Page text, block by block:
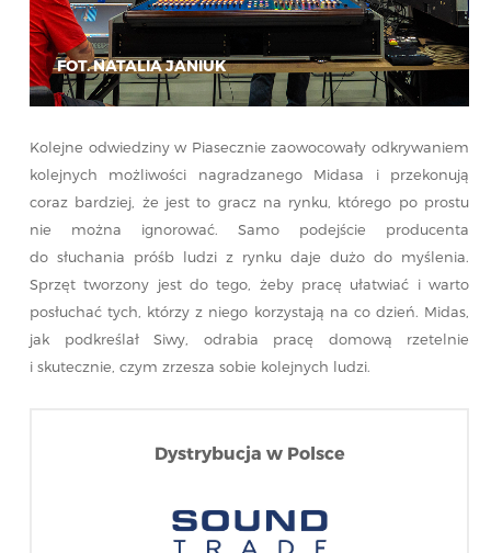
FOT. NATALIA JANIUK
Kolejne odwiedziny w Piasecznie zaowocowały odkrywaniem
kolejnych możliwości nagradzanego Midasa i przekonują
coraz bardziej, że jest to gracz na rynku, którego po prostu
nie można ignorować. Samo podejście producenta
do słuchania próśb ludzi z rynku daje dużo do myślenia.
Sprzęt tworzony jest do tego, żeby pracę ułatwiać i warto
posłuchać tych, którzy z niego korzystają na co dzień. Midas,
jak podkreślał Siwy, odrabia pracę domową rzetelnie
i skutecznie, czym zrzesza sobie kolejnych ludzi.
Dystrybucja w Polsce